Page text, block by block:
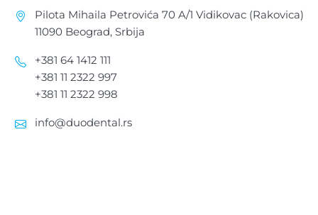
Pilota Mihaila Petrovića 70 A/1 Vidikovac (Rakovica)
11090 Beograd, Srbija
+381 64 1412 111
+381 11 2322 997
+381 11 2322 998
info@duodental.rs